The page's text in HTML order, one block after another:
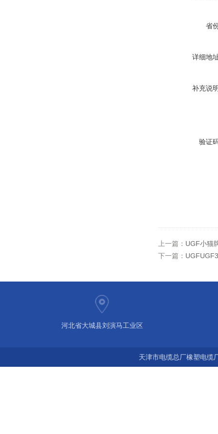
省
详细地
补充说
验证
上一篇： UGF小猫
下一篇：
河北省大城县刘演马工业区
天津市电缆总厂橡塑电